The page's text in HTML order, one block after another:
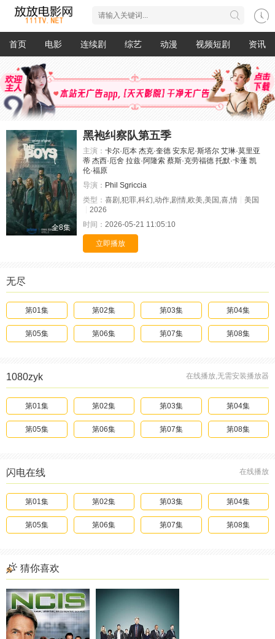
首页 电影 连续剧 综艺 动漫 视频短剧 资讯
全8集
黑袍纠察队第五季
主演： 卡尔·厄本 杰克·奎德 安东尼·斯塔尔 艾琳·莫里亚
蒂 杰西·厄舍 拉兹·阿隆索 蔡斯·克劳福德 托默·卡蓬 凯
伦·福原
导演： Phil Sgriccia
类型： 喜剧,犯罪,科幻,动作,剧情,欧美,美国,喜,情
美国
2026
时间： 2026-05-21 11:05:10
立即播放
无尽
第01集 第02集 第03集 第04集
第05集 第06集 第07集 第08集
在线播放,无需安装播放器
1080zyk
第01集 第02集 第03集 第04集
第05集 第06集 第07集 第08集
在线播放
闪电在线
第01集 第02集 第03集 第04集
第05集 第06集 第07集 第08集
猜你喜欢